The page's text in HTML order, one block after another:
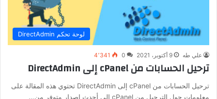
لوحة تحكم DirectAdmin
علي طه 9 أكتوبر، 2021 0 4٬341
ترحيل الحسابات من cPanel إلى DirectAdmin
ترحيل الحسابات من cPanel إلى DirectAdmin تحتوي هذه المقالة على
معلومات حول الترحيل من cPanel إلى أحدث إصدار متوفر من…